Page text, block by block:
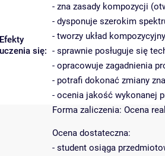
Efekty
uczenia się:
- zna zasady kompozycji
- dysponuje szerokim
- tworzy układ
- sprawnie posługuje się
- opracowuje zagadnienia
- potrafi dokonać zmiany
- ocenia jakość wykonanej
Forma zaliczenia: Ocena
Ocena dostateczna:
- student osiąga